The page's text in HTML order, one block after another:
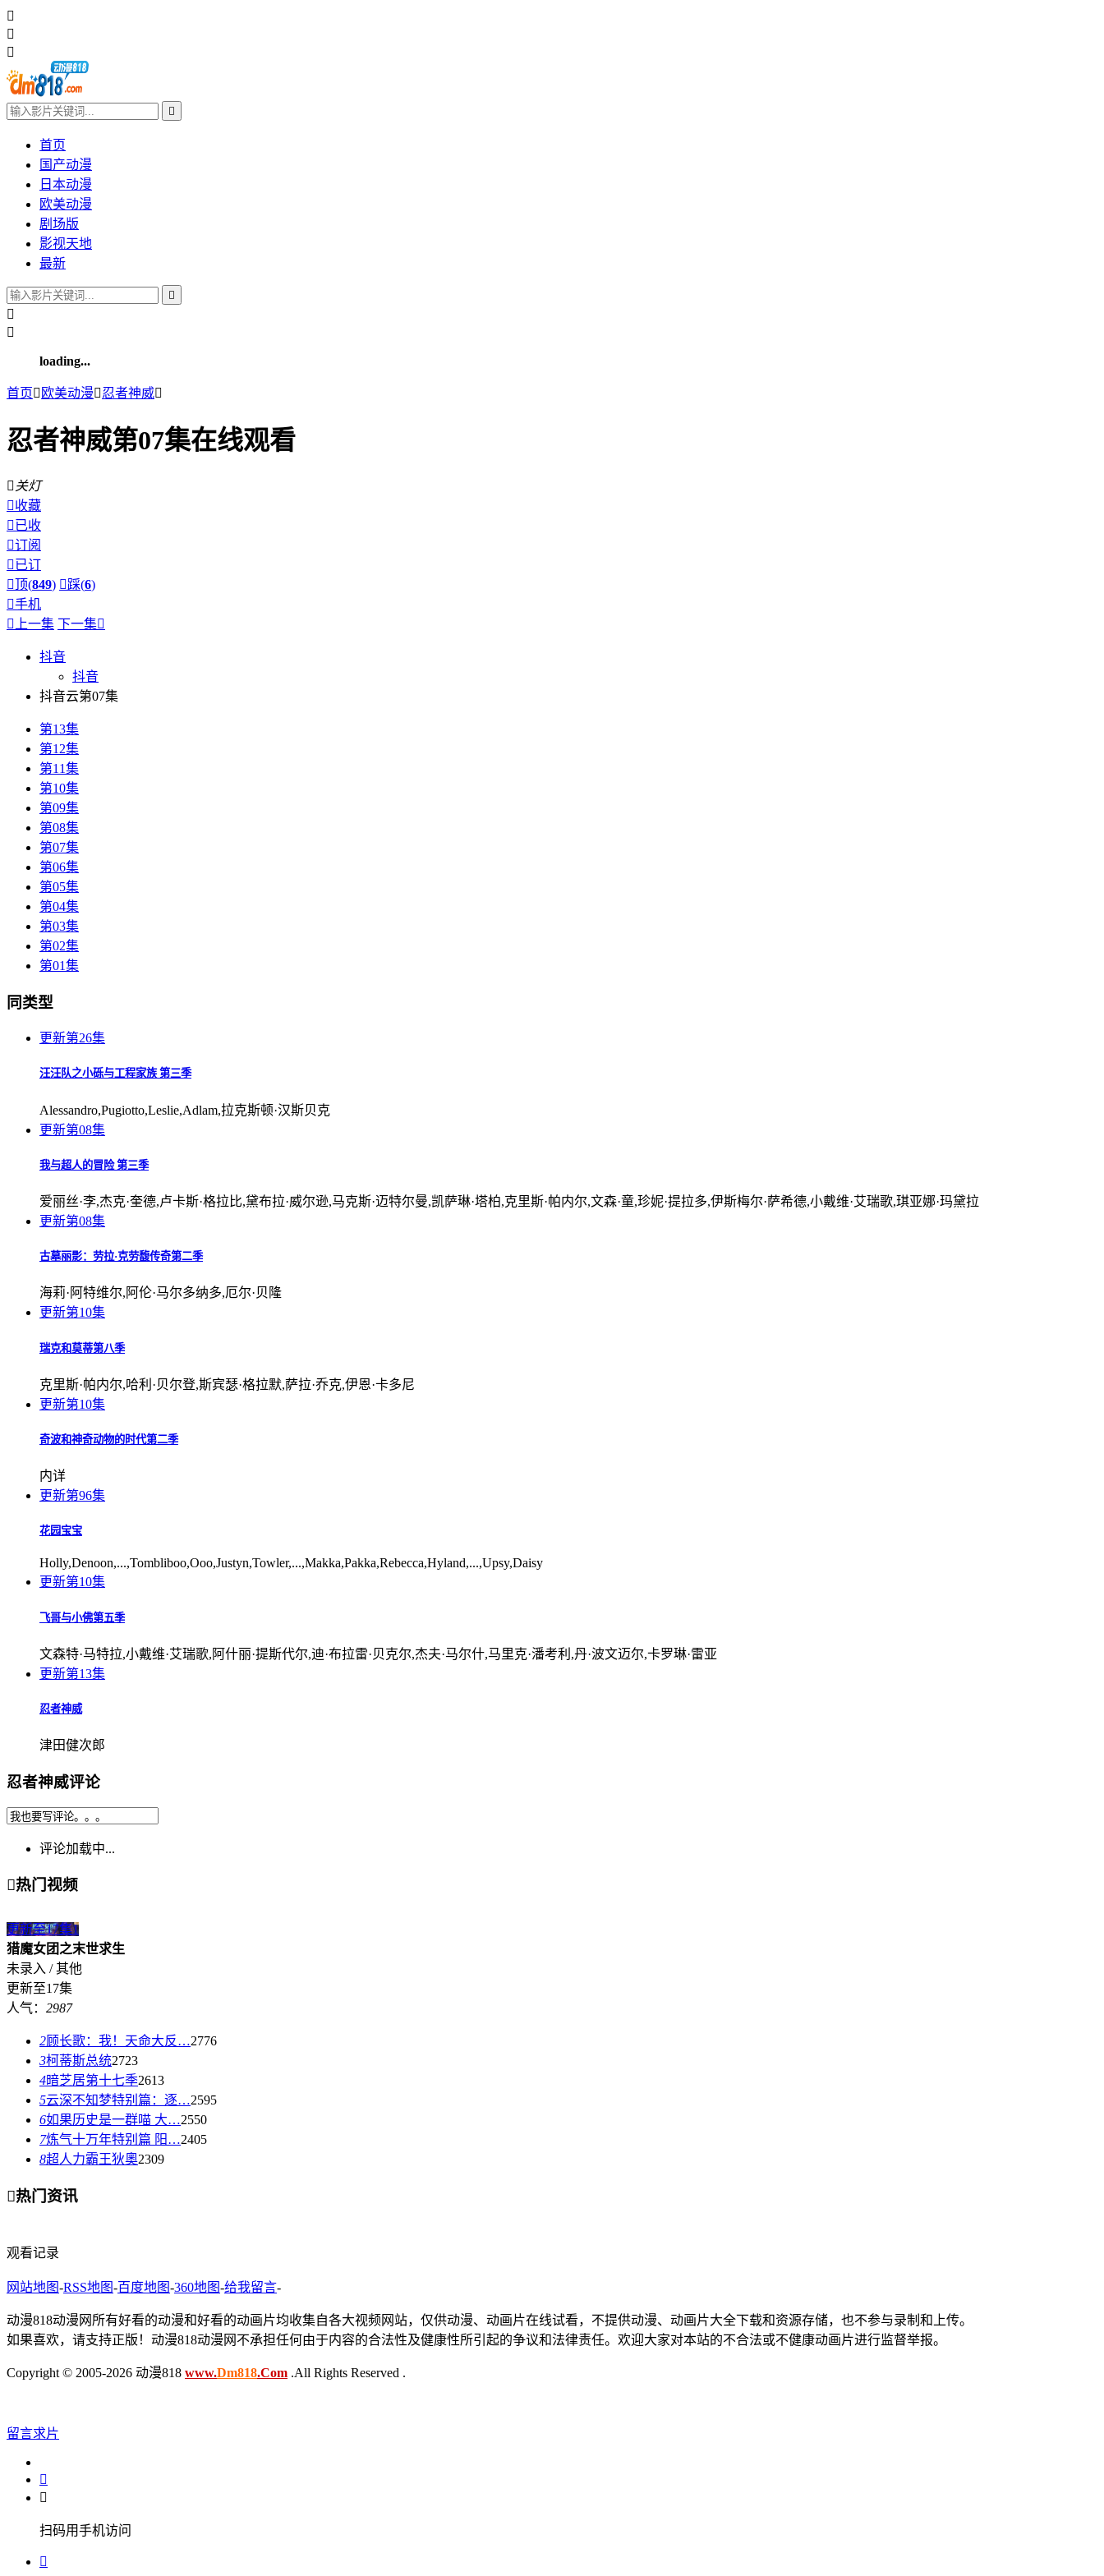




首页
国产动漫
日本动漫
欧美动漫
剧场版
影视天地
最新



loading...
首页 欧美动漫忍者神威
忍者神威第07集在线观看
 关灯
收藏
已收
订阅
已订
顶(849) 踩(6)
手机
 上一集 下一集
抖音
抖音
抖音云第07集
第13集
第12集
第11集
第10集
第09集
第08集
第07集
第06集
第05集
第04集
第03集
第02集
第01集
同类型
更新第26集
汪汪队之小砾与工程家族 第三季
Alessandro,Pugiotto,Leslie,Adlam,拉克斯顿·汉斯贝克
更新第08集
我与超人的冒险 第三季
爱丽丝·李,杰克·奎德,卢卡斯·格拉比,黛布拉·威尔逊,马克斯·迈特尔曼,凯萨琳·塔柏,克里斯·帕内尔,文森·童,珍妮·提拉多,伊斯梅尔·萨希德,小戴维·艾瑞歌,琪亚娜·玛黛拉
更新第08集
古墓丽影：劳拉·克劳馥传奇第二季
海莉·阿特维尔,阿伦·马尔多纳多,厄尔·贝隆
更新第10集
瑞克和莫蒂第八季
克里斯·帕内尔,哈利·贝尔登,斯宾瑟·格拉默,萨拉·乔克,伊恩·卡多尼
更新第10集
奇波和神奇动物的时代第二季
内详
更新第96集
花园宝宝
Holly,Denoon,...,Tombliboo,Ooo,Justyn,Towler,...,Makka,Pakka,Rebecca,Hyland,...,Upsy,Daisy
更新第10集
飞哥与小佛第五季
文森特·马特拉,小戴维·艾瑞歌,阿什丽·提斯代尔,迪·布拉雷·贝克尔,杰夫·马尔什,马里克·潘考利,丹·波文迈尔,卡罗琳·雷亚
更新第13集
忍者神威
津田健次郎
忍者神威评论
评论加载中...
热门视频
更新至17集1
猎魔女团之末世求生
未录入 / 其他
更新至17集
人气： 2987
2顾长歌：我！天命大反…2776
3柯蒂斯总统2723
4暗芝居第十七季2613
5云深不知梦特别篇：逐…2595
6如果历史是一群喵 大…2550
7炼气十万年特别篇 阳…2405
8超人力霸王狄奧2309
热门资讯
观看记录
网站地图-RSS地图-百度地图-360地图-给我留言-
动漫818动漫网所有好看的动漫和好看的动画片均收集自各大视频网站，仅供动漫、动画片在线试看，不提供动漫、动画片大全下载和资源存储，也不参与录制和上传。
如果喜欢，请支持正版！动漫818动漫网不承担任何由于内容的合法性及健康性所引起的争议和法律责任。欢迎大家对本站的不合法或不健康动画片进行监督举报。
Copyright © 2005-2026 动漫818 www.Dm818.Com .All Rights Reserved .
留言求片


扫码用手机访问
